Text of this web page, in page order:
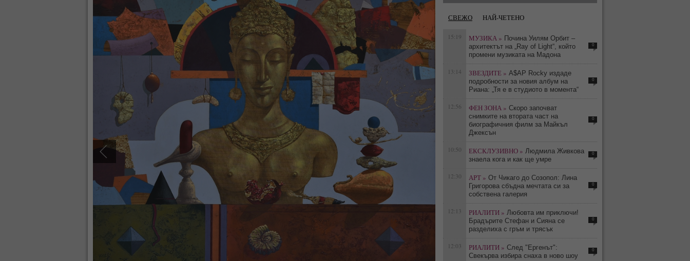
СВЕЖО НАЙ-ЧЕТЕНО
15:19 МУЗИКА » Почина Уилям Орбит –
архитектът на „Ray of Light“, който
промени музиката на Мадона
0
13:14 ЗВЕЗДИТЕ » A$AP Rocky издаде
подробности за новия албум на
Риана: „Тя е в студиото в момента“
0
12:56 ФЕН ЗОНА » Скоро започват
снимките на втората част на
биографичния филм за Майкъл
Джексън
0
10:50 ЕКСКЛУЗИВНО » Людмила Живкова
знаела кога и как ще умре
0
12:30 АРТ » От Чикаго до Созопол: Лина
Григорова сбъдна мечтата си за
собствена галерия
0
12:13 РИАЛИТИ » Любовта им приключи!
Брадърите Стефан и Сияна се
разделиха с гръм и трясък
0
12:03 РИАЛИТИ » След "Ергенът":
Свекърва избира снаха в ново шоу
0